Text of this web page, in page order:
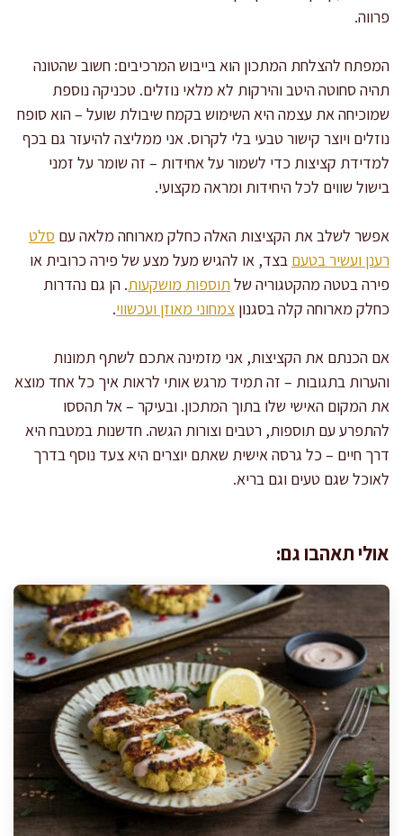
פרווה.
המפתח להצלחת המתכון הוא בייבוש המרכיבים: חשוב שהטונה
תהיה סחוטה היטב והירקות לא מלאי נוזלים. טכניקה נוספת
שמוכיחה את עצמה היא השימוש בקמח שיבולת שועל – הוא סופח
נוזלים ויוצר קישור טבעי בלי לקרוס. אני ממליצה להיעזר גם בכף
למדידת קציצות כדי לשמור על אחידות – זה שומר על זמני
בישול שווים לכל היחידות ומראה מקצועי.
אפשר לשלב את הקציצות האלה כחלק מארוחה מלאה עם סלט
רענן ועשיר בטעם בצד, או להגיש מעל מצע של פירה כרובית או
פירה בטטה מהקטגוריה של תוספות מושקעות. הן גם נהדרות
כחלק מארוחה קלה בסגנון צמחוני מאוזן ועכשווי.
אם הכנתם את הקציצות, אני מזמינה אתכם לשתף תמונות
והערות בתגובות – זה תמיד מרגש אותי לראות איך כל אחד מוצא
את המקום האישי שלו בתוך המתכון. ובעיקר – אל תהססו
להתפרע עם תוספות, רטבים וצורות הגשה. חדשנות במטבח היא
דרך חיים – כל גרסה אישית שאתם יוצרים היא צעד נוסף בדרך
לאוכל שגם טעים וגם בריא.
אולי תאהבו גם: